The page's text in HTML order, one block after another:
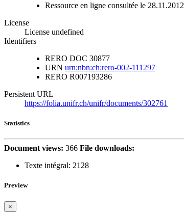
Ressource en ligne consultée le 28.11.2012
License
License undefined
Identifiers
RERO DOC 30877
URN urn:nbn:ch:rero-002-111297
RERO R007193286
Persistent URL
https://folia.unifr.ch/unifr/documents/302761
Statistics
Document views: 366 File downloads:
Texte intégral: 2128
Preview
×